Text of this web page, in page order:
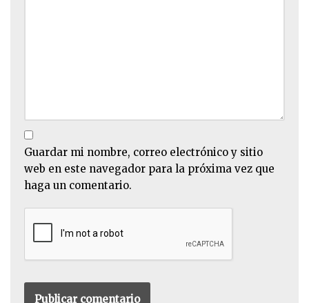
Guardar mi nombre, correo electrónico y sitio
web en este navegador para la próxima vez que
haga un comentario.